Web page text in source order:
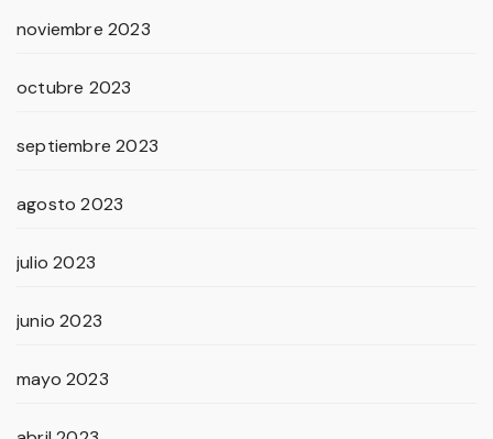
noviembre 2023
octubre 2023
septiembre 2023
agosto 2023
julio 2023
junio 2023
mayo 2023